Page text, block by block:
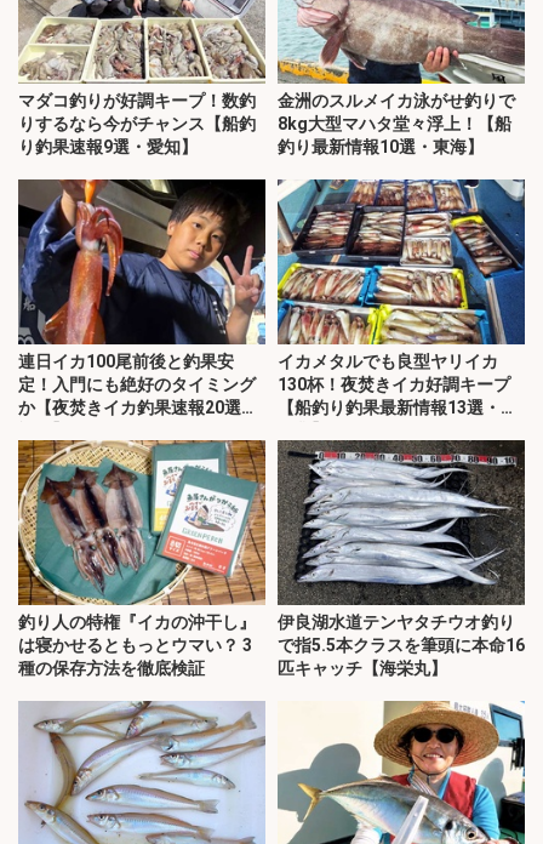
マダコ釣りが好調キープ！数釣
りするなら今がチャンス【船釣
り釣果速報9選・愛知】
金洲のスルメイカ泳がせ釣りで
8kg大型マハタ堂々浮上！【船
釣り最新情報10選・東海】
連日イカ100尾前後と釣果安
定！入門にも絶好のタイミング
か【夜焚きイカ釣果速報20選・
イカメタルでも良型ヤリイカ
130杯！夜焚きイカ好調キープ
【船釣り釣果最新情報13選・玄
釣り人の特権『イカの沖干し』
は寝かせるともっとウマい？ 3
種の保存方法を徹底検証
伊良湖水道テンヤタチウオ釣り
で指5.5本クラスを筆頭に本命16
匹キャッチ【海栄丸】